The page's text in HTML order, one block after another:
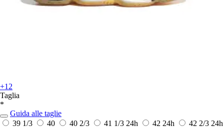
+12
Taglia
*
Guida alle taglie
39 1/3
40 40 2/3 41 1/3 24h 42 24h 42 2/3 24h